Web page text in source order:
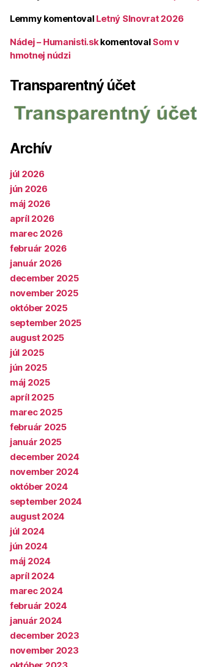
Lemmy komentoval Letný Slnovrat 2026
Nádej – Humanisti.skkomentoval Som v
hmotnej núdzi
Transparentný účet
Archív
júl 2026
jún 2026
máj 2026
apríl 2026
marec 2026
február 2026
január 2026
december 2025
november 2025
október 2025
september 2025
august 2025
júl 2025
jún 2025
máj 2025
apríl 2025
marec 2025
február 2025
január 2025
december 2024
november 2024
október 2024
september 2024
august 2024
júl 2024
jún 2024
máj 2024
apríl 2024
marec 2024
február 2024
január 2024
december 2023
november 2023